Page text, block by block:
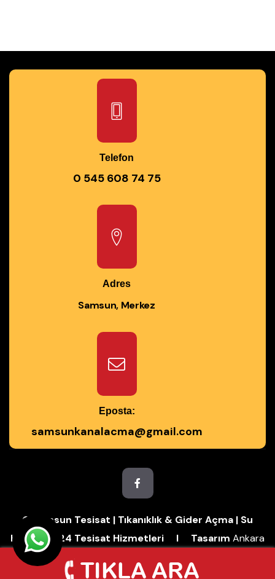
Telefon
0 545 608 74 75
Adres
Samsun, Merkez
Eposta:
samsunkanalacma@gmail.com
© Samsun Tesisat | Tıkanıklık & Gider Açma | Su
Kaçağı | 7/24 Tesisat Hizmetleri I Tasarım Ankara